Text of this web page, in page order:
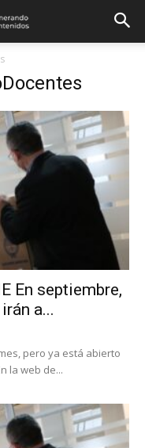
En septiembre,
a...
pero ya está abierto
la web de...